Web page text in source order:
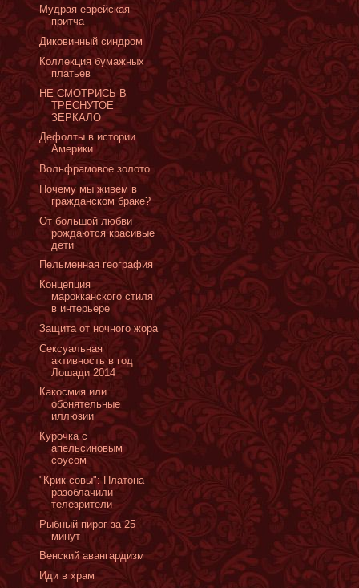
Мудрая еврейская
притча
Диковинный синдром
Коллекция бумажных
платьев
НЕ СМОТРИСЬ В
ТРЕСНУТОЕ
ЗЕРКАЛО
Дефолты в истории
Америки
Вольфрамовое золото
Почему мы живем в
гражданском браке?
От большой любви
рождаются красивые
дети
Пельменная география
Концепция
марокканского стиля
в интерьере
Защита от ночного жора
Сексуальная
активность в год
Лошади 2014
Какосмия или
обонятельные
иллюзии
Курочка с
апельсиновым
соусом
"Крик совы": Платона
разоблачили
телезрители
Рыбный пирог за 25
минут
Венский авангардизм
Иди в храм